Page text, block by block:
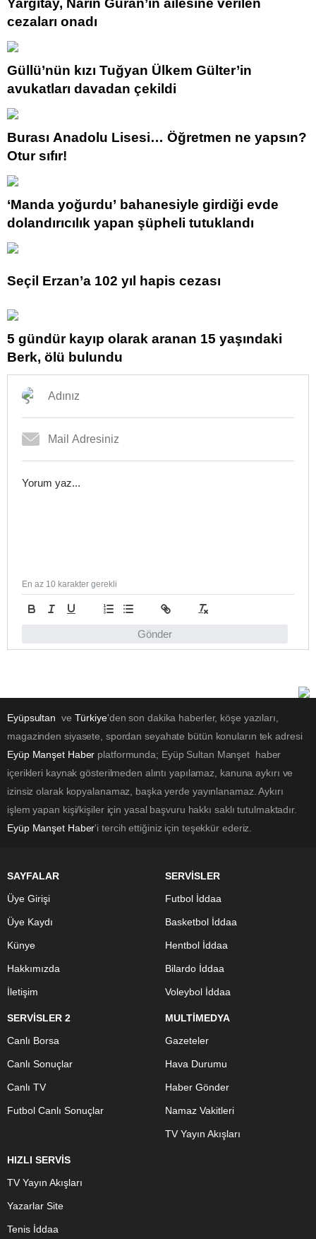
cezaları onadı
Güllü’nün kızı Tuğyan Ülkem Gülter’in
avukatları davadan çekildi
Burası Anadolu Lisesi… Öğretmen ne yapsın?
Otur sıfır!
‘Manda yoğurdu’ bahanesiyle girdiği evde
dolandırıcılık yapan şüpheli tutuklandı
Seçil Erzan’a 102 yıl hapis cezası
5 gündür kayıp olarak aranan 15 yaşındaki
Berk, ölü bulundu
Gönder
En az 10 karakter gerekli
Eyüpsultan ve Türkiye'den son dakika haberler, köşe yazıları,
magazinden siyasete, spordan seyahate bütün konuların tek adresi
Eyüp Manşet Haber platformunda; Eyüp Sultan Manşet haber
içerikleri kaynak gösterilmeden alıntı yapılamaz, kanuna aykırı ve
izinsiz olarak kopyalanamaz, başka yerde yayınlanamaz. Aykırı
işlem yapan kişi/kişiler için yasal başvuru hakkı saklı tutulmaktadır.
Eyüp Manşet Haber'i tercih ettiğiniz için teşekkür ederiz.
SAYFALAR
Üye Girişi
Üye Kaydı
Künye
Hakkımızda
İletişim
SERVİSLER
Futbol İddaa
Basketbol İddaa
Hentbol İddaa
Bilardo İddaa
Voleybol İddaa
SERVİSLER 2
Canlı Borsa
Canlı Sonuçlar
Canlı TV
Futbol Canlı Sonuçlar
MULTİMEDYA
Gazeteler
Hava Durumu
Haber Gönder
Namaz Vakitleri
TV Yayın Akışları
HIZLI SERVİS
TV Yayın Akışları
Yazarlar Site
Tenis İddaa